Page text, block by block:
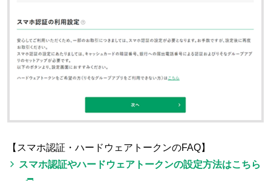
【スマホ認証・ハードウェアトークンのFAQ】
スマホ認証やハードウェアトークンの設定方法はこちら